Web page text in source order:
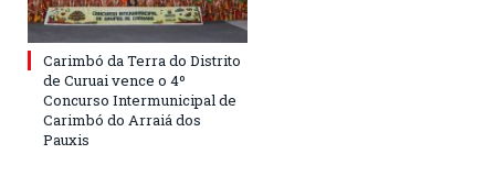
Carimbó da Terra do Distrito
de Curuai vence o 4º
Concurso Intermunicipal de
Carimbó do Arraiá dos
Pauxis